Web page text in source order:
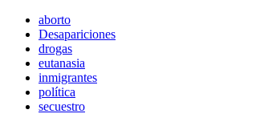
aborto
Desapariciones
drogas
eutanasia
inmigrantes
política
secuestro